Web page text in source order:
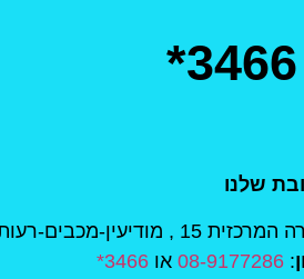
*3466
שלנו
15 , מודיעין-מכבים-רעות
:
08-9177286 או 3466*